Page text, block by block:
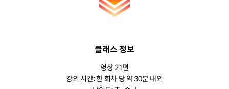
클래스 정보
영상 21편
강의 시간: 한 회차 당 약 30분 내외